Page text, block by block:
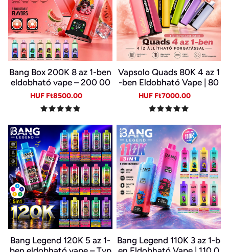
Bang Box 200K 8 az 1-ben
eldobható vape – 200 00
0 slukk, 10 íz
Sale
HUF Ft8500.00
Vapsolo Quads 80K 4 az 1
-ben Eldobható Vape | 80
000 Slukk, Több Íz Egy Ké
szülékben
Sale
HUF Ft7000.00
Bang Legend 120K 5 az 1-
Bang Legend 110K 3 az 1-b